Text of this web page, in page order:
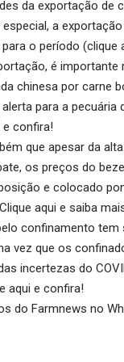
da exportação de
a
o período (clique
é importante
chinesa por carne
para a pecuária
e confira!
que apesar da
os preços do
e colocado
Clique aqui e saiba
confinamento tem
vez que os
incertezas do
aqui e confira!
do Farmnews no